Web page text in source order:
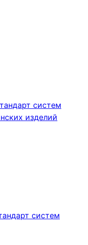
систем
изделий
систем